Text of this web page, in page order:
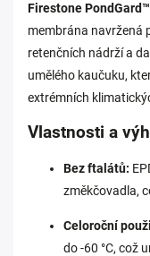
Firestone
membrána navržená
retenčních nádrží a
umělého kaučuku,
extrémních
Vlastnosti a
Bez ftalátů:
změkčovadla,
Celoroční
do -60 °C, což